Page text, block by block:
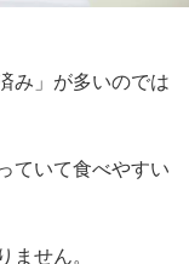
み」が多いのでは
ていて食べやすい
ません。